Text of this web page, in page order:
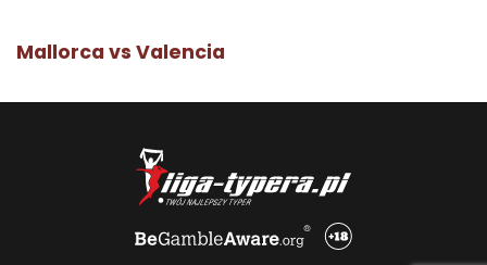
Mallorca vs Valencia